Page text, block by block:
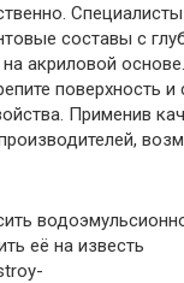
составы с
акриловой
поверхность и
Применив